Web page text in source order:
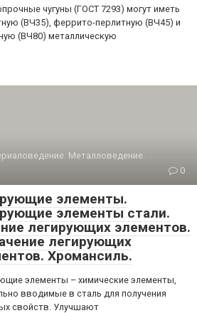
чугуны (ГОСТ 7293) могут иметь
(ВЧ35), феррито-перлитную (ВЧ45) и
(ВЧ80) металлическую
Металловедение.
0
элементы.
элементы стали.
легирующих элементов.
легирующих
Хромансиль.
элементы – химические элементы,
вводимые в сталь для получения
свойств. Улучшают